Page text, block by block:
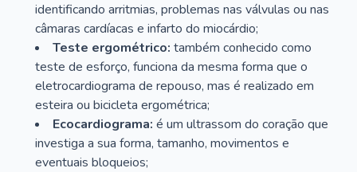
identificando arritmias, problemas nas válvulas ou nas
câmaras cardíacas e infarto do miocárdio;
Teste ergométrico: também conhecido como
teste de esforço, funciona da mesma forma que o
eletrocardiograma de repouso, mas é realizado em
esteira ou bicicleta ergométrica;
Ecocardiograma: é um ultrassom do coração que
investiga a sua forma, tamanho, movimentos e
eventuais bloqueios;